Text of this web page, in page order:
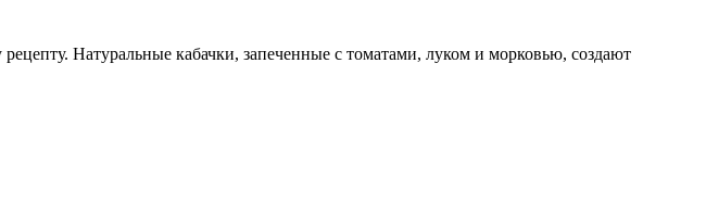
Натуральные кабачки, запеченные с томатами, луком и морковью, создают